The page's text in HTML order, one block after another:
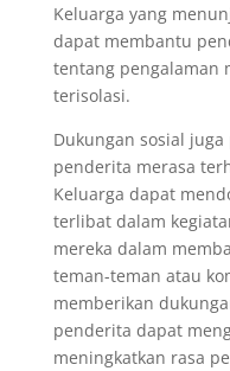
Keluarga yang
dapat membantu
tentang pengalaman
terisolasi.
Dukungan sosial
penderita merasa
Keluarga dapat
terlibat dalam
mereka dalam
teman-teman atau
memberikan
penderita dapat
meningkatkan rasa